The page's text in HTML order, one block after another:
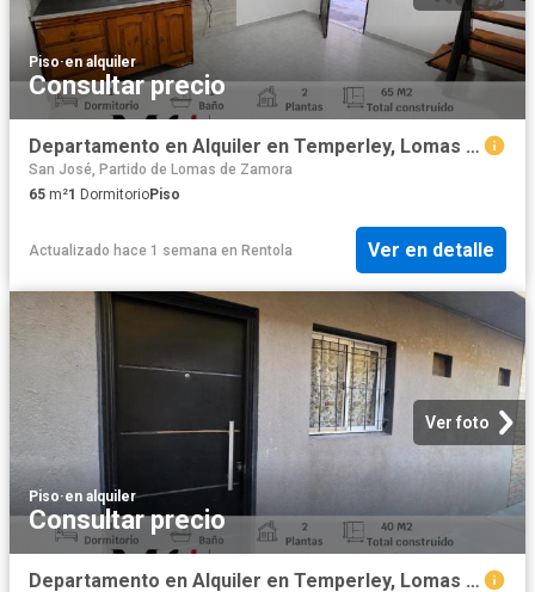
Piso·en alquiler
Consultar precio
Departamento en Alquiler en Temperley, Lomas De Zamora Partido
San José, Partido de Lomas de Zamora
65 m²1 DormitorioPiso
Actualizado hace 1 semana en Rentola Ver en detalle
Ver foto
Piso·en alquiler
Consultar precio
Departamento en Alquiler en Temperley, Lomas De Zamora Partido